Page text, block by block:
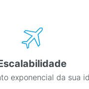
exponencial da sua